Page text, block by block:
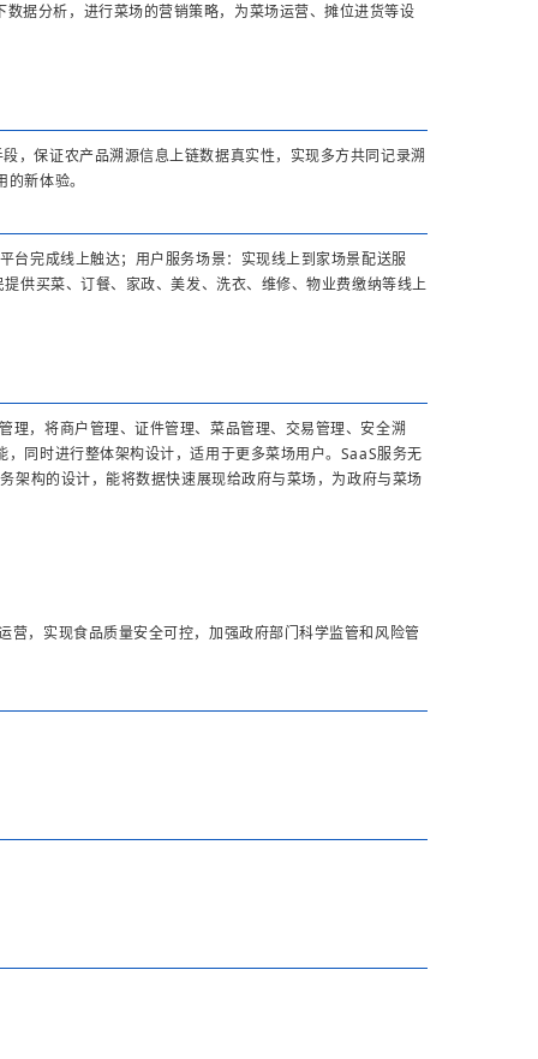
据分析，进行菜场的营销策略，为菜场运营、摊位进货等设
，保证农产品溯源信息上链数据真实性，实现多方共同记录溯
新体验。
台完成线上触达；用户服务场景：实现线上到家场景配送服
供买菜、订餐、家政、美发、洗衣、维修、物业费缴纳等线上
理，将商户管理、证件管理、菜品管理、交易管理、安全溯
同时进行整体架构设计，适用于更多菜场用户。SaaS服务无
架构的设计，能将数据快速展现给政府与菜场，为政府与菜场
营，实现食品质量安全可控，加强政府部门科学监管和风险管